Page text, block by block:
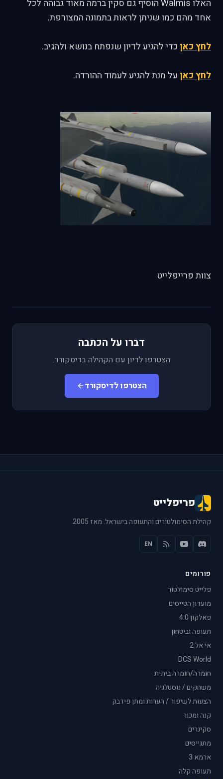
האלו Walmis הוסיף גם סקין ברמה מאוד גבוהה לכל
אחד מהם כמו שניתן לראות בתמונה המצורפת.
לחץ כאן כדי להגיע לדיון שנפתח בנושא ולהגיב.
לחץ כאן על מנת להגיע לעמוד ההורדה.
צוות פרייפלייט
דברו על הכתבה
הצטרפו לדיון עם הקהילה בדיסקורד.
הצטרפו לדיסקורד
פריפלייט
קהילת הסימולטורים והתעופה בישראל. מאז 2005.
EN
פורומים
פלייט סימולטור
מועדון הטייסים
פאלקון 4.0
תעופה וביטחון
אי אל 2
DCS World
חומרה/חומרה ביתית
משחקים / נוסטלגיה
הצעות לשיפור / הערות ומתן פידבק
קנה ומכור
סקינרים
מתגייסים
ארמא 3
תעופה קלה